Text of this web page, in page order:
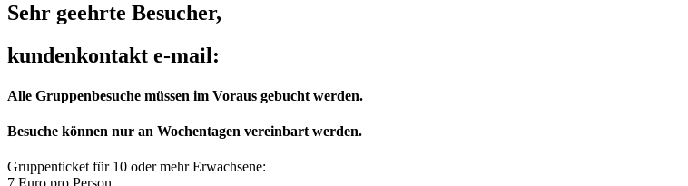
Sehr geehrte Besucher,
kundenkontakt e-mail:
Alle Gruppenbesuche müssen im Voraus gebucht werden.
Besuche können nur an Wochentagen vereinbart werden.
Gruppenticket für 10 oder mehr Erwachsene: